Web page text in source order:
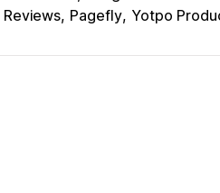
Pagefly Yotpo